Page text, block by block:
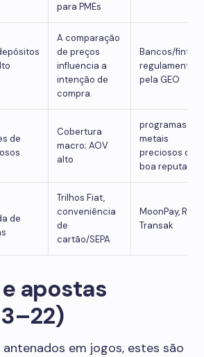
para PMEs
A comparação
de preços
influencia a
intenção de
compra.
Bancos/
pela GEO
de
Cobertura
macro; AOV
alto
programas de
metais
preciosos de
boa reputação
de
Trilhos Fiat,
conveniência
de
cartão/SEPA
MoonPay,
Transak
apostas
em jogos, estes são